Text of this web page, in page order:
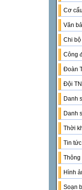
Cơ
Văn
Chi
Công
Đoàn
Đội
Danh
Danh
Thời
Tin tức
Thông
Hình
Soạn